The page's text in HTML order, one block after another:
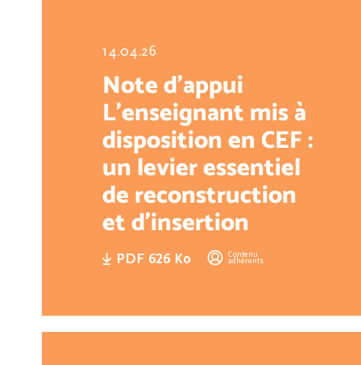
14.04.26
Note d'appui
L’enseignant mis à
disposition en CEF :
un levier essentiel
de reconstruction
et d’insertion
PDF 626 Ko Contenu
adhérents